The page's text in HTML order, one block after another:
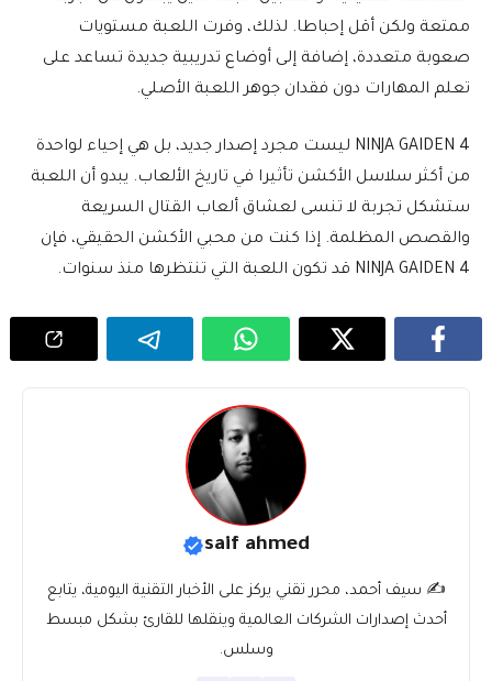
ممتعة ولكن أقل إحباطا. لذلك، وفرت اللعبة مستويات
صعوبة متعددة، إضافة إلى أوضاع تدريبية جديدة تساعد على
تعلم المهارات دون فقدان جوهر اللعبة الأصلي.
NINJA GAIDEN 4 ليست مجرد إصدار جديد، بل هي إحياء لواحدة
من أكثر سلاسل الأكشن تأثيرا في تاريخ الألعاب. يبدو أن اللعبة
ستشكل تجربة لا تنسى لعشاق ألعاب القتال السريعة
والقصص المظلمة. إذا كنت من محبي الأكشن الحقيقي، فإن
NINJA GAIDEN 4 قد تكون اللعبة التي تنتظرها منذ سنوات.
saif ahmed
✍️ سيف أحمد، محرر تقني يركز على الأخبار التقنية اليومية، يتابع
أحدث إصدارات الشركات العالمية وينقلها للقارئ بشكل مبسط
وسلس.